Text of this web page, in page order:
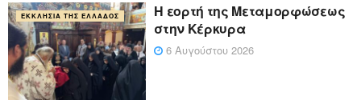
ΕΚΚΛΗΣΊΑ ΤΗΣ ΕΛΛΆΔΟΣ
Η εορτή της Μεταμορφώσεως
στην Κέρκυρα
6 Αυγούστου 2026